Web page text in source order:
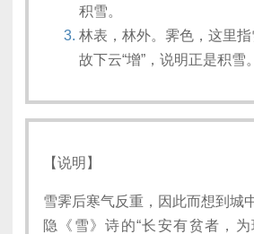
积雪。
林表，林外。霁色，这里指
故下云“增”，说明正是积雪。
【说明】
雪霁后寒气反重，因此而想到城
隐《雪》诗的“长安有贫者，